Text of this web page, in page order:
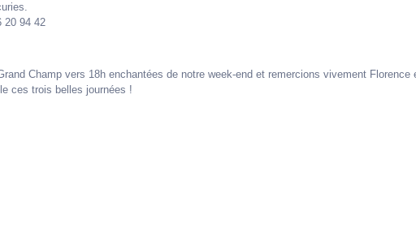
20 94 42
Champ vers 18h enchantées de notre week-end et remercions vivement
ces trois belles journées !